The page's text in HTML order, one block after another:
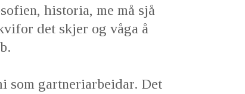
historia, me må sjå
det skjer og våga å
som gartneriarbeidar. Det